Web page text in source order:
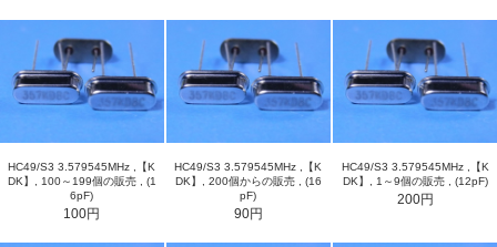
HC49/S3 3.579545MHz ,【K
DK】, 100～199個の販売 , (1
6pF)
100円
HC49/S3 3.579545MHz ,【K
DK】, 200個からの販売 , (16
pF)
90円
HC49/S3 3.579545MHz ,【K
DK】, 1～9個の販売 , (12pF)
200円